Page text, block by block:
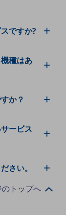
ですか?
種はあ
か？
ービス
さい。
トップへ